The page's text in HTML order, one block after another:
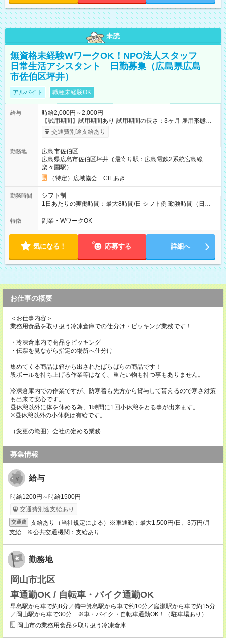
未読
無資格未経験WワークOK！NPO法人スタッフ
日常生活アシスタント 日勤募集（広島県広島
市佐伯区坪井）
アルバイト 職種未経験OK
給与
時給2,000円～2,000円
【試用期間】試用期間あり 試用期間の長さ：3ヶ月 雇用形態、
給与は本採用時と同じです。
交通費別途支給あり
勤務地
広島市佐伯区
広島県広島市佐伯区坪井（最寄り駅：広島電鉄2系統宮島線
楽々園駅）
（特定）広域協会 CILあき
勤務時間
シフト制
1日あたりの実働時間：最大8時間/日 シフト例 勤務時間（日
勤）・8時～18時 （実働時間8時間 待機休憩2時間）（日勤1回
あたりの給与 2万円）
特徴 副業・WワークOK
気になる！ 応募する 詳細へ
お仕事の概要
＜お仕事内容＞
業務用食品を取り扱う冷凍倉庫での仕分け・ピッキング業務です！
・冷凍倉庫内で商品をピッキング
・伝票を見ながら指定の場所へ仕分け
集めてくる商品は箱から出されたばらばらの商品です！
段ボールを持ち上げる作業等はなく、重たい物も持つ事もありません。
冷凍倉庫内での作業ですが、防寒着も先方から貸与して貰えるので寒さ対策
も出来て安心です。
昼休憩以外に体を休める為、1時間に1回小休憩をとる事が出来ます。
※昼休憩以外の小休憩は有給です。
（変更の範囲）会社の定める業務
募集情報
給与
時給1200円～時給1500円
交通費別途支給あり
交通費
支給あり（当社規定による）※車通勤：最大1,500円/日、3万円/月
支給 ※公共交通機関：支給あり
勤務地
岡山市北区
車通勤OK / 自転車・バイク通勤OK
早島駅から車で約8分／備中箕島駅から車で約10分／庭瀬駅から車で約15分
／岡山駅から車で30分 ※車・バイク・自転車通勤OK！（駐車場あり）
岡山市の業務用食品を取り扱う冷凍倉庫